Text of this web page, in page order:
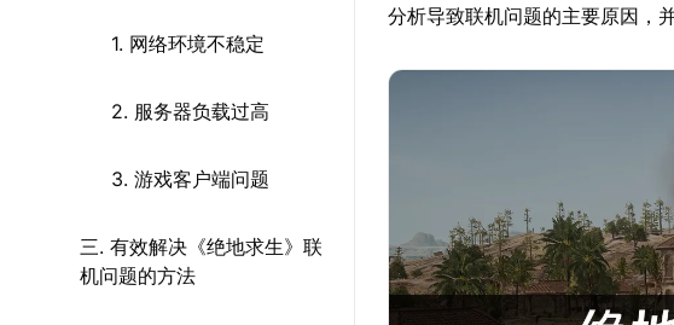
1. 网络环境不稳定
2. 服务器负载过高
3. 游戏客户端问题
三. 有效解决《绝地求生》联
机问题的方法
分析导致联机问题的主要原因，